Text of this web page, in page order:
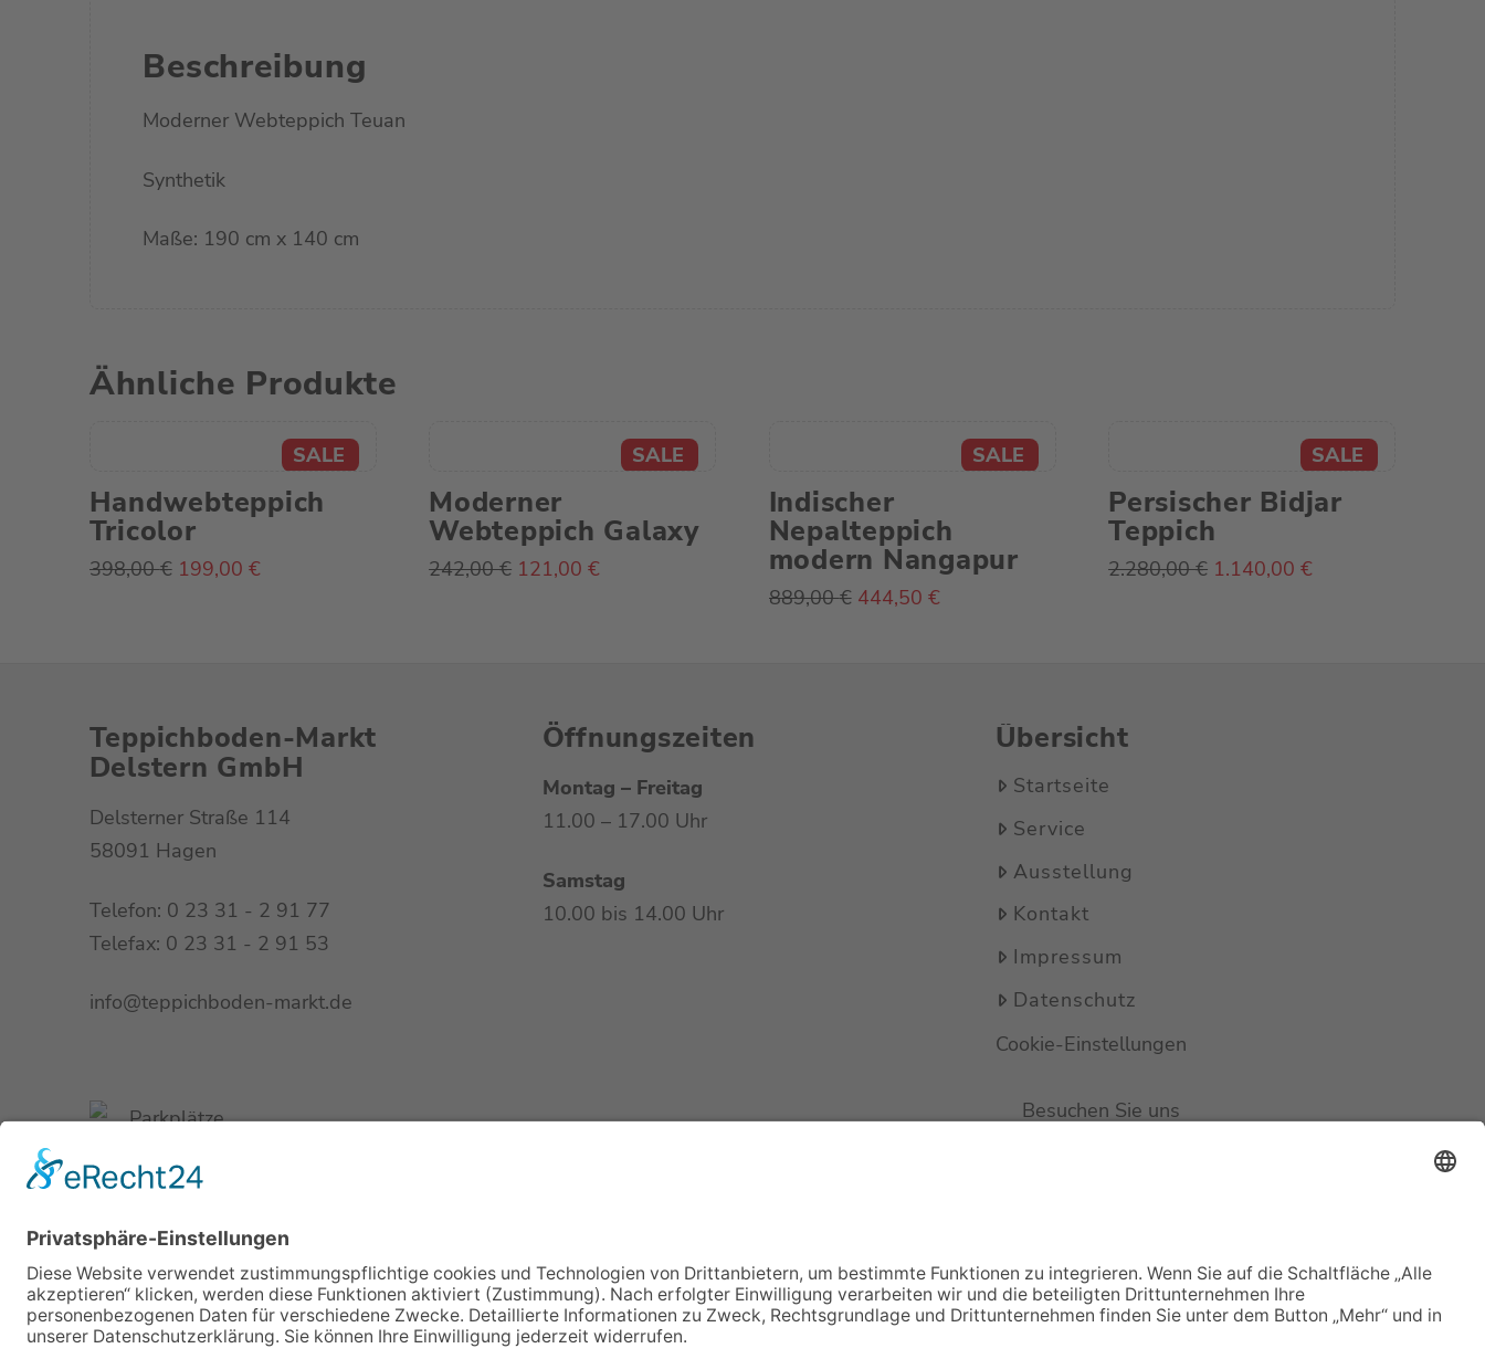
Beschreibung
Moderner Webteppich Teuan
Synthetik
Maße: 190 cm x 140 cm
Ähnliche Produkte
Handwebteppich
Tricolor
398,00€ Ursprünglicher
199,00 €Aktueller
Moderner
Webteppich Galaxy
242,00€ Ursprünglicher
121,00€Aktueller
Indischer
Nepalteppich
modern Nangapur
889,00€ Ursprünglicher
444,50 €Aktueller
Persischer Bidjar
Teppich
2.280,00€ Ursprünglicher
1.140,00€Aktueller
Teppichboden-Markt
Delstern GmbH
Delsterner Straße 114
58091 Hagen
Telefon: 0 23 31 - 2 91 77
Telefax: 0 23 31 - 2 91 53
info@teppichboden-markt.de
Parkplätze
Buslinie 510
Haltestelle Volmeburg
Öffnungszeiten
Montag – Freitag
11.00 – 17.00 Uhr
Samstag
10.00 bis 14.00 Uhr
Übersicht
Startseite
Service
Ausstellung
Kontakt
Impressum
Datenschutz
Cookie-Einstellungen
Besuchen Sie uns